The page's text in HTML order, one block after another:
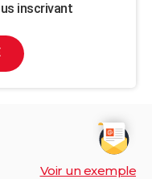
inscrivant
Voir un exemple